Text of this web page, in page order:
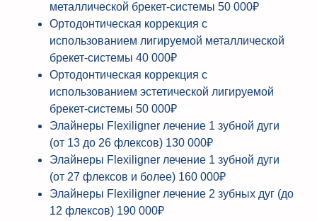
металлической брекет-системы 50 000₽
Ортодонтическая коррекция с
использованием лигируемой металлической
брекет-системы 40 000₽
Ортодонтическая коррекция с
использованием эстетической лигируемой
брекет-системы 50 000₽
Элайнеры Flexiligner лечение 1 зубной дуги
(от 13 до 26 флексов) 130 000₽
Элайнеры Flexiligner лечение 1 зубной дуги
(от 27 флексов и более) 160 000₽
Элайнеры Flexiligner лечение 2 зубных дуг (до
12 флексов) 190 000₽